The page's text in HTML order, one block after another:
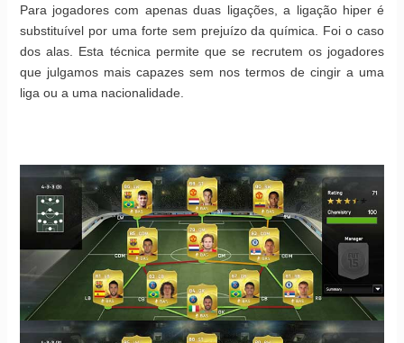
Para jogadores com apenas duas ligações, a ligação hiper é
substituível por uma forte sem prejuízo da química. Foi o caso
dos alas. Esta técnica permite que se recrutem os jogadores
que julgamos mais capazes sem nos termos de cingir a uma
liga ou a uma nacionalidade.